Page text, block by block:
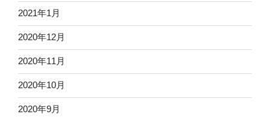
2021年1月
2020年12月
2020年11月
2020年10月
2020年9月